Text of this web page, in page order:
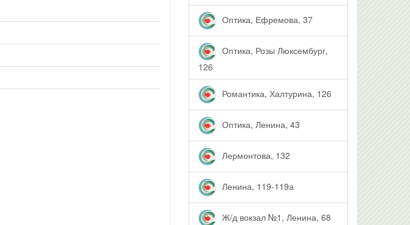
Оптика, Ефремова, 37
Оптика, Розы Люксембург,
126
Романтика, Халтурина, 126
Оптика, Ленина, 43
Лермонтова, 132
Ленина, 119-119а
Ж/д вокзал №1, Ленина, 68